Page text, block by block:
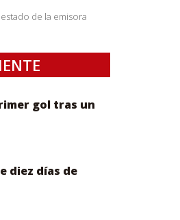
de la emisora
gol tras un
diez días de